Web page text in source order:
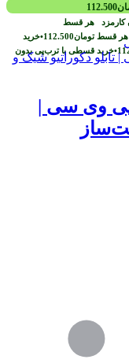
112.500
کارمزد هر قسط
هر قسطتومان112.500
•خرید
•خرید قسطی با ترب‌پی بدون
وی سی |